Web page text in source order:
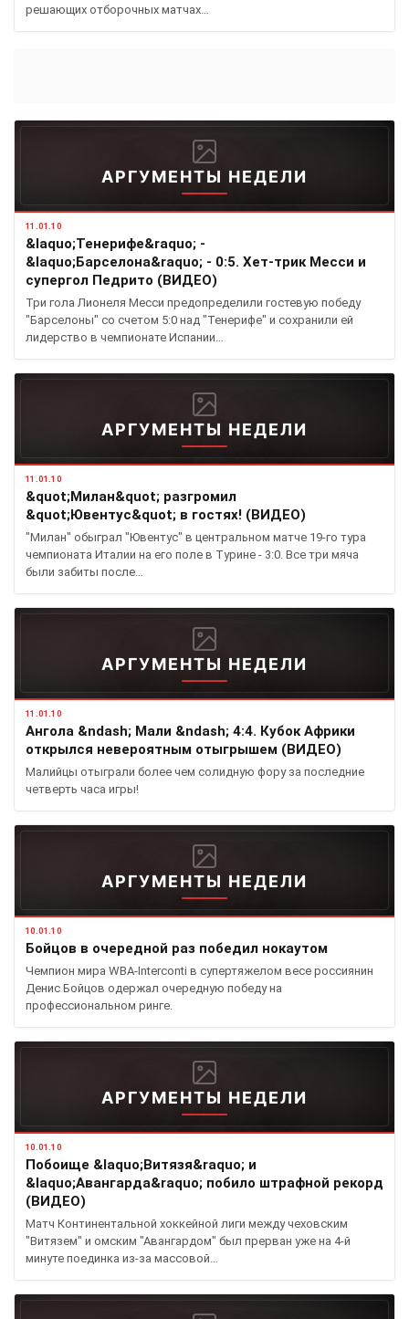
решающих отборочных матчах…
АРГУМЕНТЫ НЕДЕЛИ
11.01.10
&laquo;Тенерифе&raquo; -
&laquo;Барселона&raquo; - 0:5. Хет-трик Месси и
супергол Педрито (ВИДЕО)
Три гола Лионеля Месси предопределили гостевую победу
"Барселоны" со счетом 5:0 над "Тенерифе" и сохранили ей
лидерство в чемпионате Испании…
АРГУМЕНТЫ НЕДЕЛИ
11.01.10
&quot;Милан&quot; разгромил
&quot;Ювентус&quot; в гостях! (ВИДЕО)
"Милан" обыграл "Ювентус" в центральном матче 19-го тура
чемпионата Италии на его поле в Турине - 3:0. Все три мяча
были забиты после…
АРГУМЕНТЫ НЕДЕЛИ
11.01.10
Ангола &ndash; Мали &ndash; 4:4. Кубок Африки
открылся невероятным отыгрышем (ВИДЕО)
Малийцы отыграли более чем солидную фору за последние
четверть часа игры!
АРГУМЕНТЫ НЕДЕЛИ
10.01.10
Бойцов в очередной раз победил нокаутом
Чемпион мира WBA-Interconti в супертяжелом весе россиянин
Денис Бойцов одержал очередную победу на
профессиональном ринге.
АРГУМЕНТЫ НЕДЕЛИ
10.01.10
Побоище &laquo;Витязя&raquo; и
&laquo;Авангарда&raquo; побило штрафной рекорд
(ВИДЕО)
Матч Континентальной хоккейной лиги между чеховским
"Витязем" и омским "Авангардом" был прерван уже на 4-й
минуте поединка из-за массовой…